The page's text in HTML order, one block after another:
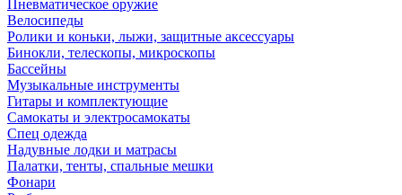
Пневматическое оружие
Велосипеды
Ролики и коньки, лыжи, защитные аксессуары
Бинокли, телескопы, микроскопы
Бассейны
Музыкальные инструменты
Гитары и комплектующие
Самокаты и электросамокаты
Спец одежда
Надувные лодки и матрасы
Палатки, тенты, спальные мешки
Фонари